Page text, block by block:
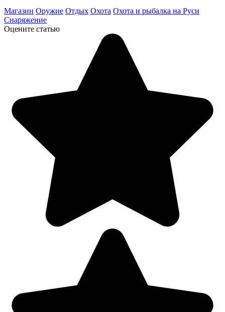
Магазин Оружие Отдых Охота Охота и рыбалка на Руси
Снаряжение
Оцените статью